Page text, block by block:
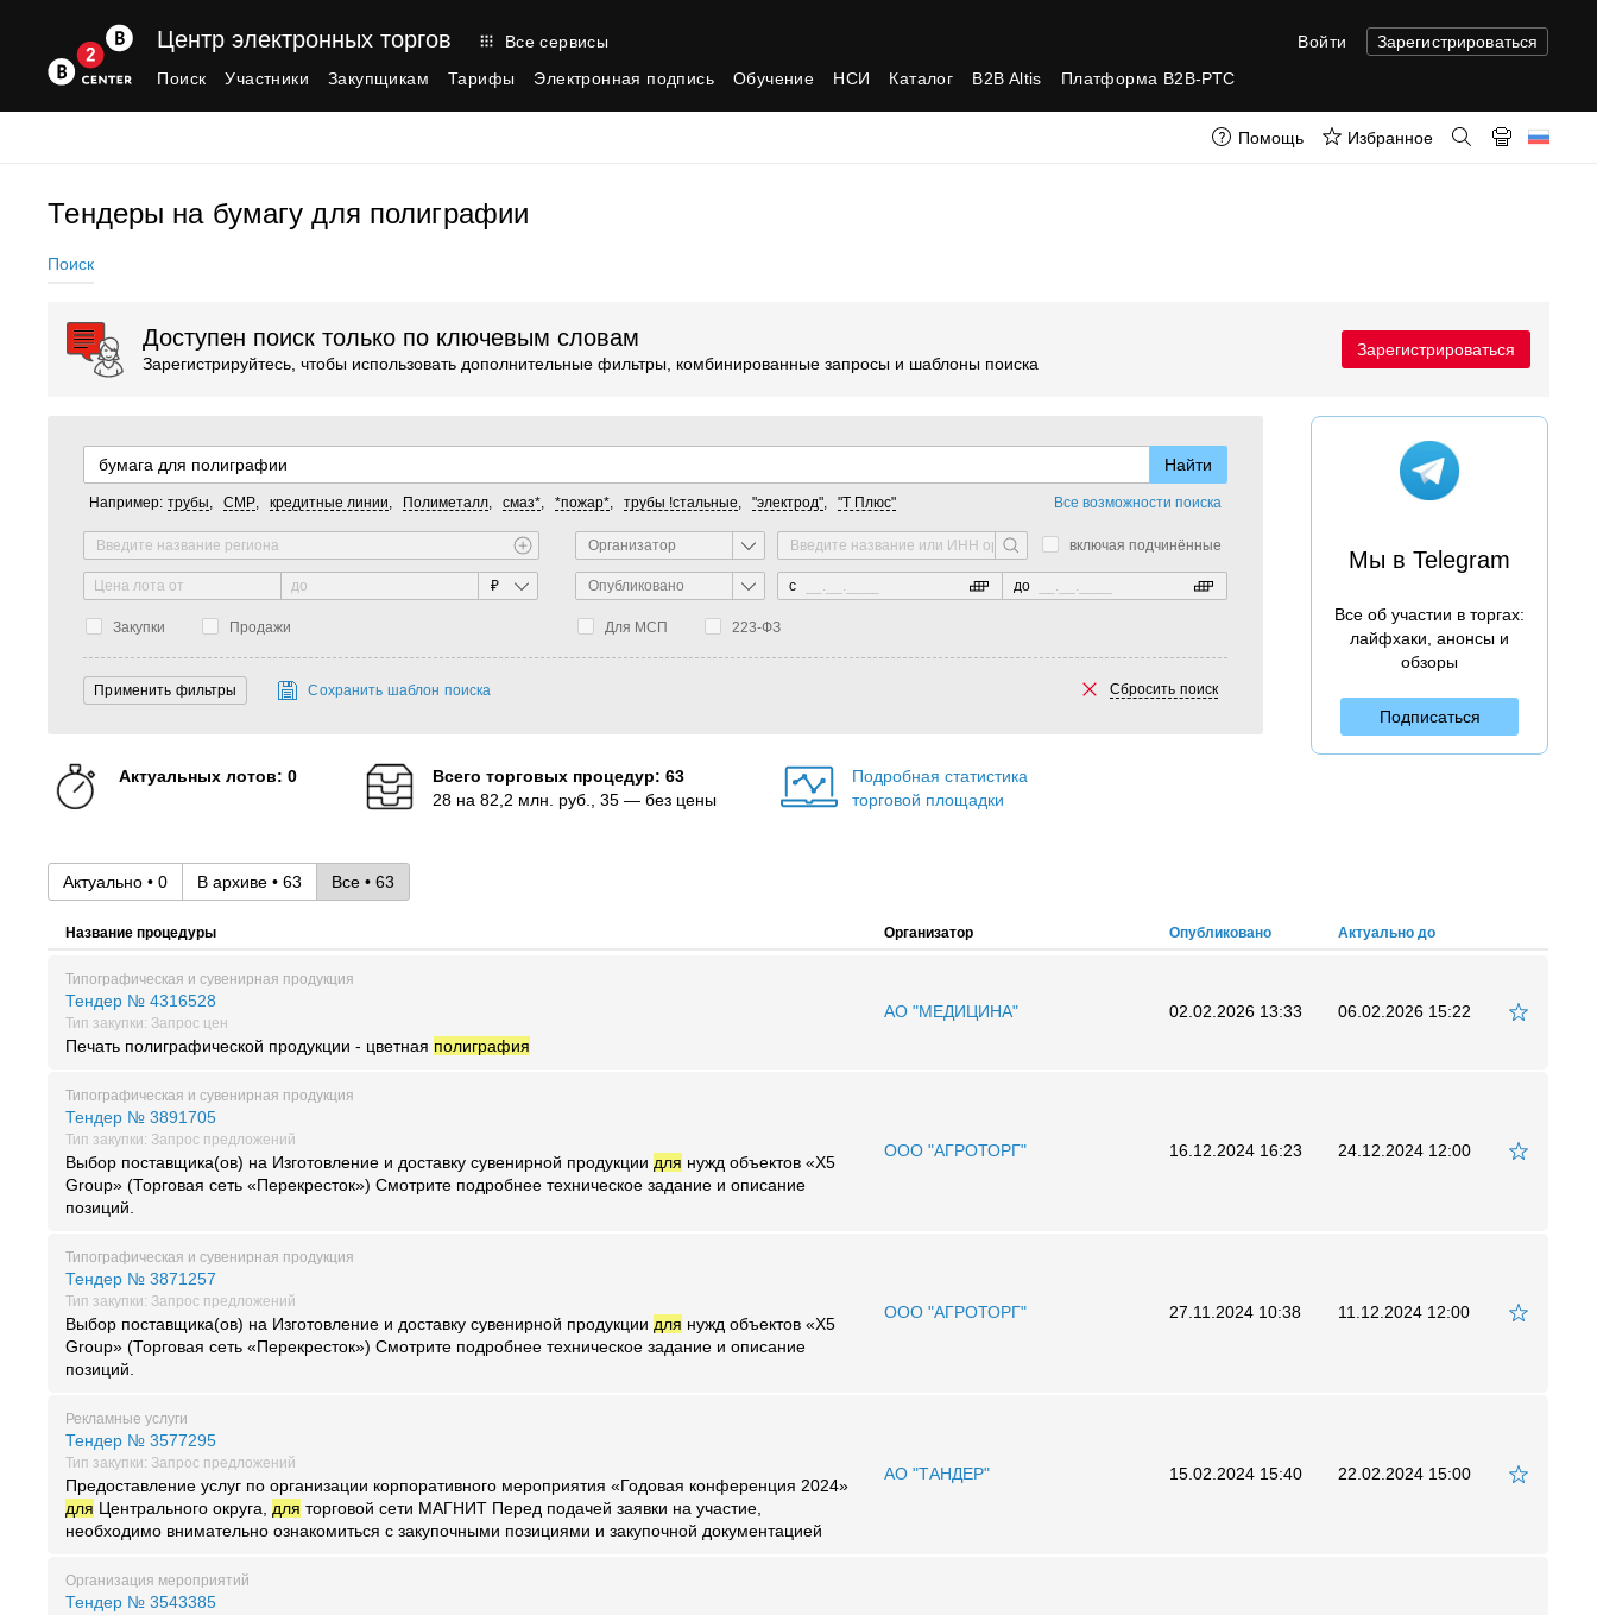
Все сервисы
Центр электронных торгов Войти
Зарегистрироваться
Поиск
Участники Закупщикам Тарифы Электронная подпись Обучение НСИ Каталог B2B Altis Платформа B2B-РТС
Помощь Избранное
Тендеры на бумагу для полиграфии
Поиск
Доступен поиск только по ключевым словам
Зарегистрируйтесь, чтобы использовать дополнительные фильтры, комбинированные запросы и шаблоны поиска
Зарегистрироваться
Например: трубы, СМР, кредитные линии, Полиметалл, смаз*, *пожар*, трубы !стальные, "электрод", "Т Плюс" Все возможности поиска
Организатор включая подчинённые
₽ Опубликовано с до
Закупки Продажи Для МСП 223-ФЗ
Сохранить шаблон поиска Сбросить поиск
Актуальных лотов: 0
Всего торговых процедур: 63
28 на 82,2 млн. руб., 35 — без цены
Подробная статистика
торговой площадки
Мы в Telegram
Все об участии в торгах:
лайфхаки, анонсы и
обзоры
Подписаться
Актуально • 0 В архиве • 63 Все • 63
Название процедуры Организатор Опубликовано Актуально до
Типографическая и сувенирная продукция
Тендер № 4316528
Тип закупки: Запрос цен
Печать полиграфической продукции - цветная полиграфия
АО "МЕДИЦИНА" 02.02.2026 13:33 06.02.2026 15:22
Типографическая и сувенирная продукция
Тендер № 3891705
Тип закупки: Запрос предложений
Выбор поставщика(ов) на Изготовление и доставку сувенирной продукции для нужд объектов «X5
Group» (Торговая сеть «Перекресток») Смотрите подробнее техническое задание и описание
позиций.
ООО "АГРОТОРГ" 16.12.2024 16:23 24.12.2024 12:00
Типографическая и сувенирная продукция
Тендер № 3871257
Тип закупки: Запрос предложений
Выбор поставщика(ов) на Изготовление и доставку сувенирной продукции для нужд объектов «X5
Group» (Торговая сеть «Перекресток») Смотрите подробнее техническое задание и описание
позиций.
ООО "АГРОТОРГ" 27.11.2024 10:38 11.12.2024 12:00
Рекламные услуги
Тендер № 3577295
Тип закупки: Запрос предложений
Предоставление услуг по организации корпоративного мероприятия «Годовая конференция 2024»
для Центрального округа, для торговой сети МАГНИТ Перед подачей заявки на участие,
необходимо внимательно ознакомиться с закупочными позициями и закупочной документацией
АО "ТАНДЕР" 15.02.2024 15:40 22.02.2024 15:00
Организация мероприятий
Тендер № 3543385